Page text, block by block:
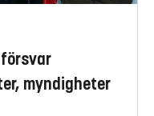
myndigheter